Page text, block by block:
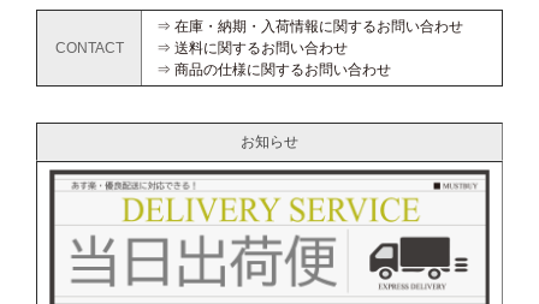
CONTACT
⇒ 在庫・納期・入荷情報に関するお問い合わせ
⇒ 送料に関するお問い合わせ
⇒ 商品の仕様に関するお問い合わせ
お知らせ